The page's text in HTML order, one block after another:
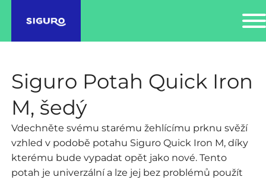
Siguro Potah Quick Iron
M, šedý
Vdechněte svému starému žehlícímu prknu svěží
vzhled v podobě potahu Siguro Quick Iron M, díky
kterému bude vypadat opět jako nové. Tento
potah je univerzální a lze jej bez problémů použít